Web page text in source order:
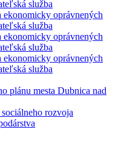
služba
oprávnených
služba
oprávnených
služba
oprávnených
služba
plánu mesta Dubnica nad
rozvoja